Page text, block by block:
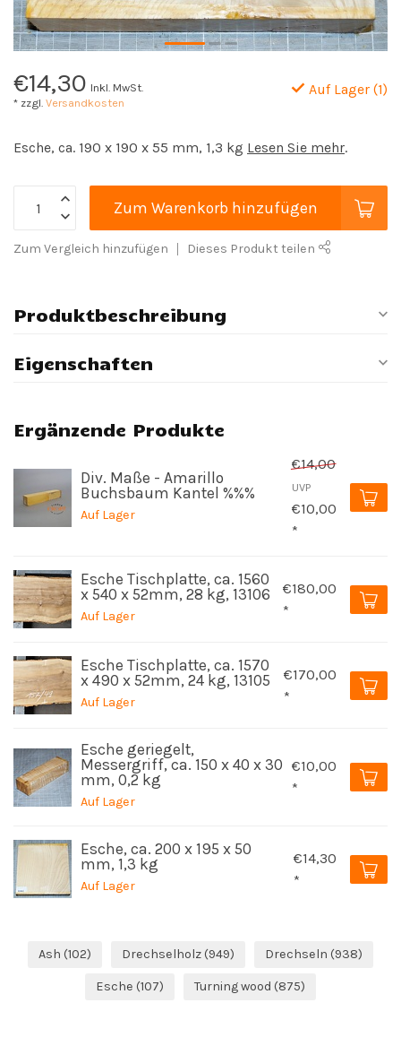
€14,30 Inkl. MwSt.
* zzgl. Versandkosten
Auf Lager (1)
Esche, ca. 190 x 190 x 55 mm, 1,3 kg Lesen Sie mehr.
Zum Warenkorb hinzufügen
Zum Vergleich hinzufügen Dieses Produkt teilen
Produktbeschreibung
Eigenschaften
Ergänzende Produkte
Div. Maße - Amarillo
Buchsbaum Kantel %%%
Auf Lager
€14,00
UVP
€10,00
*
Esche Tischplatte, ca. 1560
x 540 x 52mm, 28 kg, 13106
Auf Lager
€180,00
*
Esche Tischplatte, ca. 1570
x 490 x 52mm, 24 kg, 13105
Auf Lager
€170,00
*
Esche geriegelt,
Messergriff, ca. 150 x 40 x 30
mm, 0,2 kg
Auf Lager
€10,00
*
Esche, ca. 200 x 195 x 50
mm, 1,3 kg
Auf Lager
€14,30
*
Ash (102) Drechselholz (949) Drechseln (938)
Esche (107) Turning wood (875)